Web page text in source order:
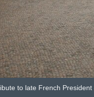
to late French